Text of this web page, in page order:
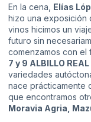
En la cena, Elías
hizo una exposición
vinos hicimos un
futuro sin
comenzamos con el
7 y 9 ALBILLO
variedades
nace prácticamente
que encontramos
Moravia Agria,